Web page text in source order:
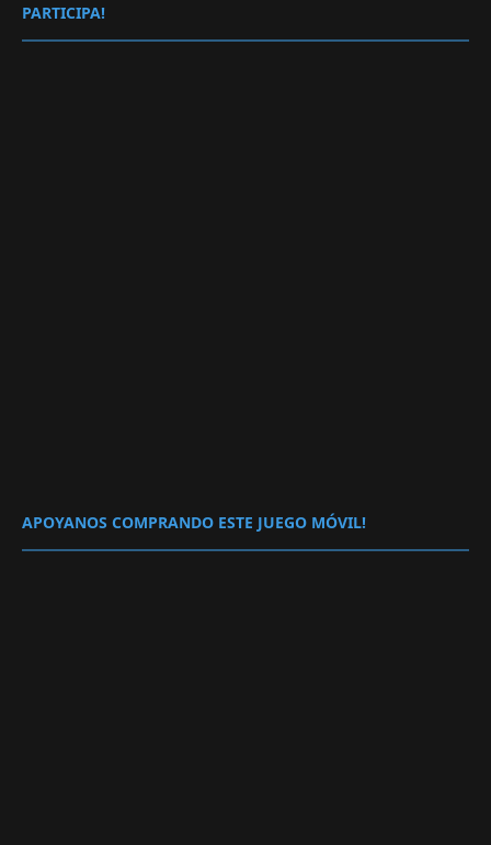
PARTICIPA!
APOYANOS COMPRANDO ESTE JUEGO MÓVIL!